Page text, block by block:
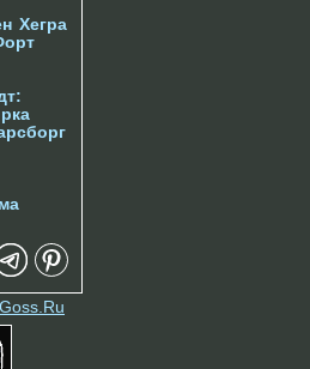
Хегра
Goss.Ru